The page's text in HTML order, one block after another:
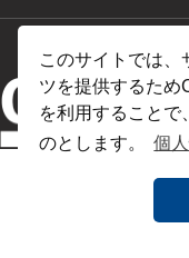
このサイトでは、
ツを提供するため
を利用することで
のとします。
個